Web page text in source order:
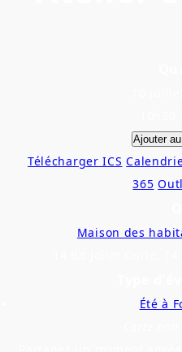
Ajouter
Télécharger ICS
365
Maison des
Été à